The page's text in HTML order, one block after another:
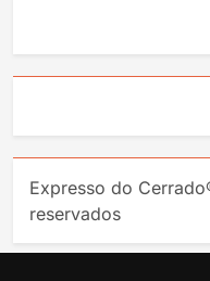
Expresso do
reservados